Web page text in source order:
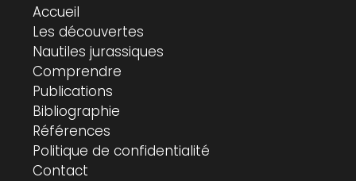
Accueil
Les découvertes
Nautiles jurassiques
Comprendre
Publications
Bibliographie
Références
Politique de confidentialité
Contact